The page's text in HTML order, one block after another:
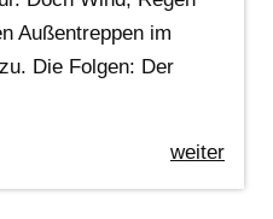
Außentreppen im
Die Folgen: Der
weiter